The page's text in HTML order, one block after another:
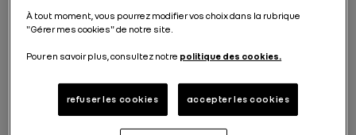
Comités: Membre du Comité de l’Audit et des Risques
et du Comité de la Gouvernance et des
Rémunérations
Date d'échéance (AG):N/A
À tout moment, vous pourrez modifier vos choix dans la rubrique
"Gérer mes cookies" de notre site.
Pour en savoir plus, consultez notre politique des cookies.
refuser les cookies accepter les cookies